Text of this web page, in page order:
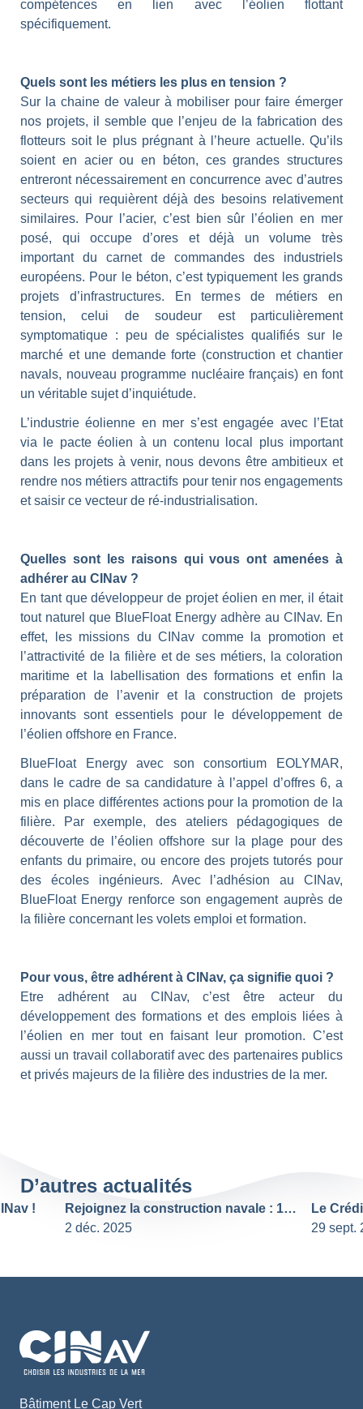
compétences en lien avec l’éolien flottant
spécifiquement.
Quels sont les métiers les plus en tension ?
Sur la chaine de valeur à mobiliser pour faire émerger
nos projets, il semble que l’enjeu de la fabrication des
flotteurs soit le plus prégnant à l’heure actuelle. Qu’ils
soient en acier ou en béton, ces grandes structures
entreront nécessairement en concurrence avec d’autres
secteurs qui requièrent déjà des besoins relativement
similaires. Pour l’acier, c’est bien sûr l’éolien en mer
posé, qui occupe d’ores et déjà un volume très
important du carnet de commandes des industriels
européens. Pour le béton, c’est typiquement les grands
projets d’infrastructures. En termes de métiers en
tension, celui de soudeur est particulièrement
symptomatique : peu de spécialistes qualifiés sur le
marché et une demande forte (construction et chantier
navals, nouveau programme nucléaire français) en font
un véritable sujet d’inquiétude.
L’industrie éolienne en mer s’est engagée avec l’Etat
via le pacte éolien à un contenu local plus important
dans les projets à venir, nous devons être ambitieux et
rendre nos métiers attractifs pour tenir nos engagements
et saisir ce vecteur de ré-industrialisation.
Quelles sont les raisons qui vous ont amenées à
adhérer au CINav ?
En tant que développeur de projet éolien en mer, il était
tout naturel que BlueFloat Energy adhère au CINav. En
effet, les missions du CINav comme la promotion et
l’attractivité de la filière et de ses métiers, la coloration
maritime et la labellisation des formations et enfin la
préparation de l’avenir et la construction de projets
innovants sont essentiels pour le développement de
l’éolien offshore en France.
BlueFloat Energy avec son consortium EOLYMAR,
dans le cadre de sa candidature à l’appel d’offres 6, a
mis en place différentes actions pour la promotion de la
filière. Par exemple, des ateliers pédagogiques de
découverte de l’éolien offshore sur la plage pour des
enfants du primaire, ou encore des projets tutorés pour
des écoles ingénieurs. Avec l’adhésion au CINav,
BlueFloat Energy renforce son engagement auprès de
la filière concernant les volets emploi et formation.
Pour vous, être adhérent à CINav, ça signifie quoi ?
Etre adhérent au CINav, c’est être acteur du
développement des formations et des emplois liées à
l’éolien en mer tout en faisant leur promotion. C’est
aussi un travail collaboratif avec des partenaires publics
et privés majeurs de la filière des industries de la mer.
D’autres actualités
Rejoignez la construction navale : 18 CDI chez PIRIOU, sans CV requis !
29 sept. 2025
Bâtiment Le Cap Vert